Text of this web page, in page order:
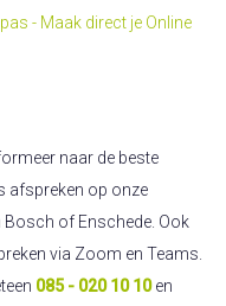
- Maak direct je Online
naar de beste
afspreken op onze
Bosch of Enschede. Ook
via Zoom en Teams.
085 - 020 10 10en